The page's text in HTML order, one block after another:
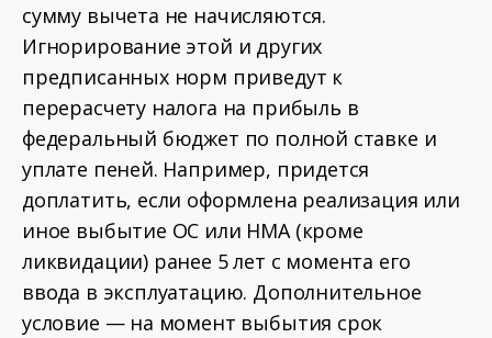
сумму вычета не начисляются.
Игнорирование этой и других
предписанных норм приведут к
перерасчету налога на прибыль в
федеральный бюджет по полной ставке и
уплате пеней. Например, придется
доплатить, если оформлена реализация или
иное выбытие ОС или НМА (кроме
ликвидации) ранее 5 лет с момента его
ввода в эксплуатацию. Дополнительное
условие — на момент выбытия срок